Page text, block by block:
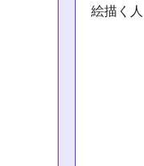
絵描く